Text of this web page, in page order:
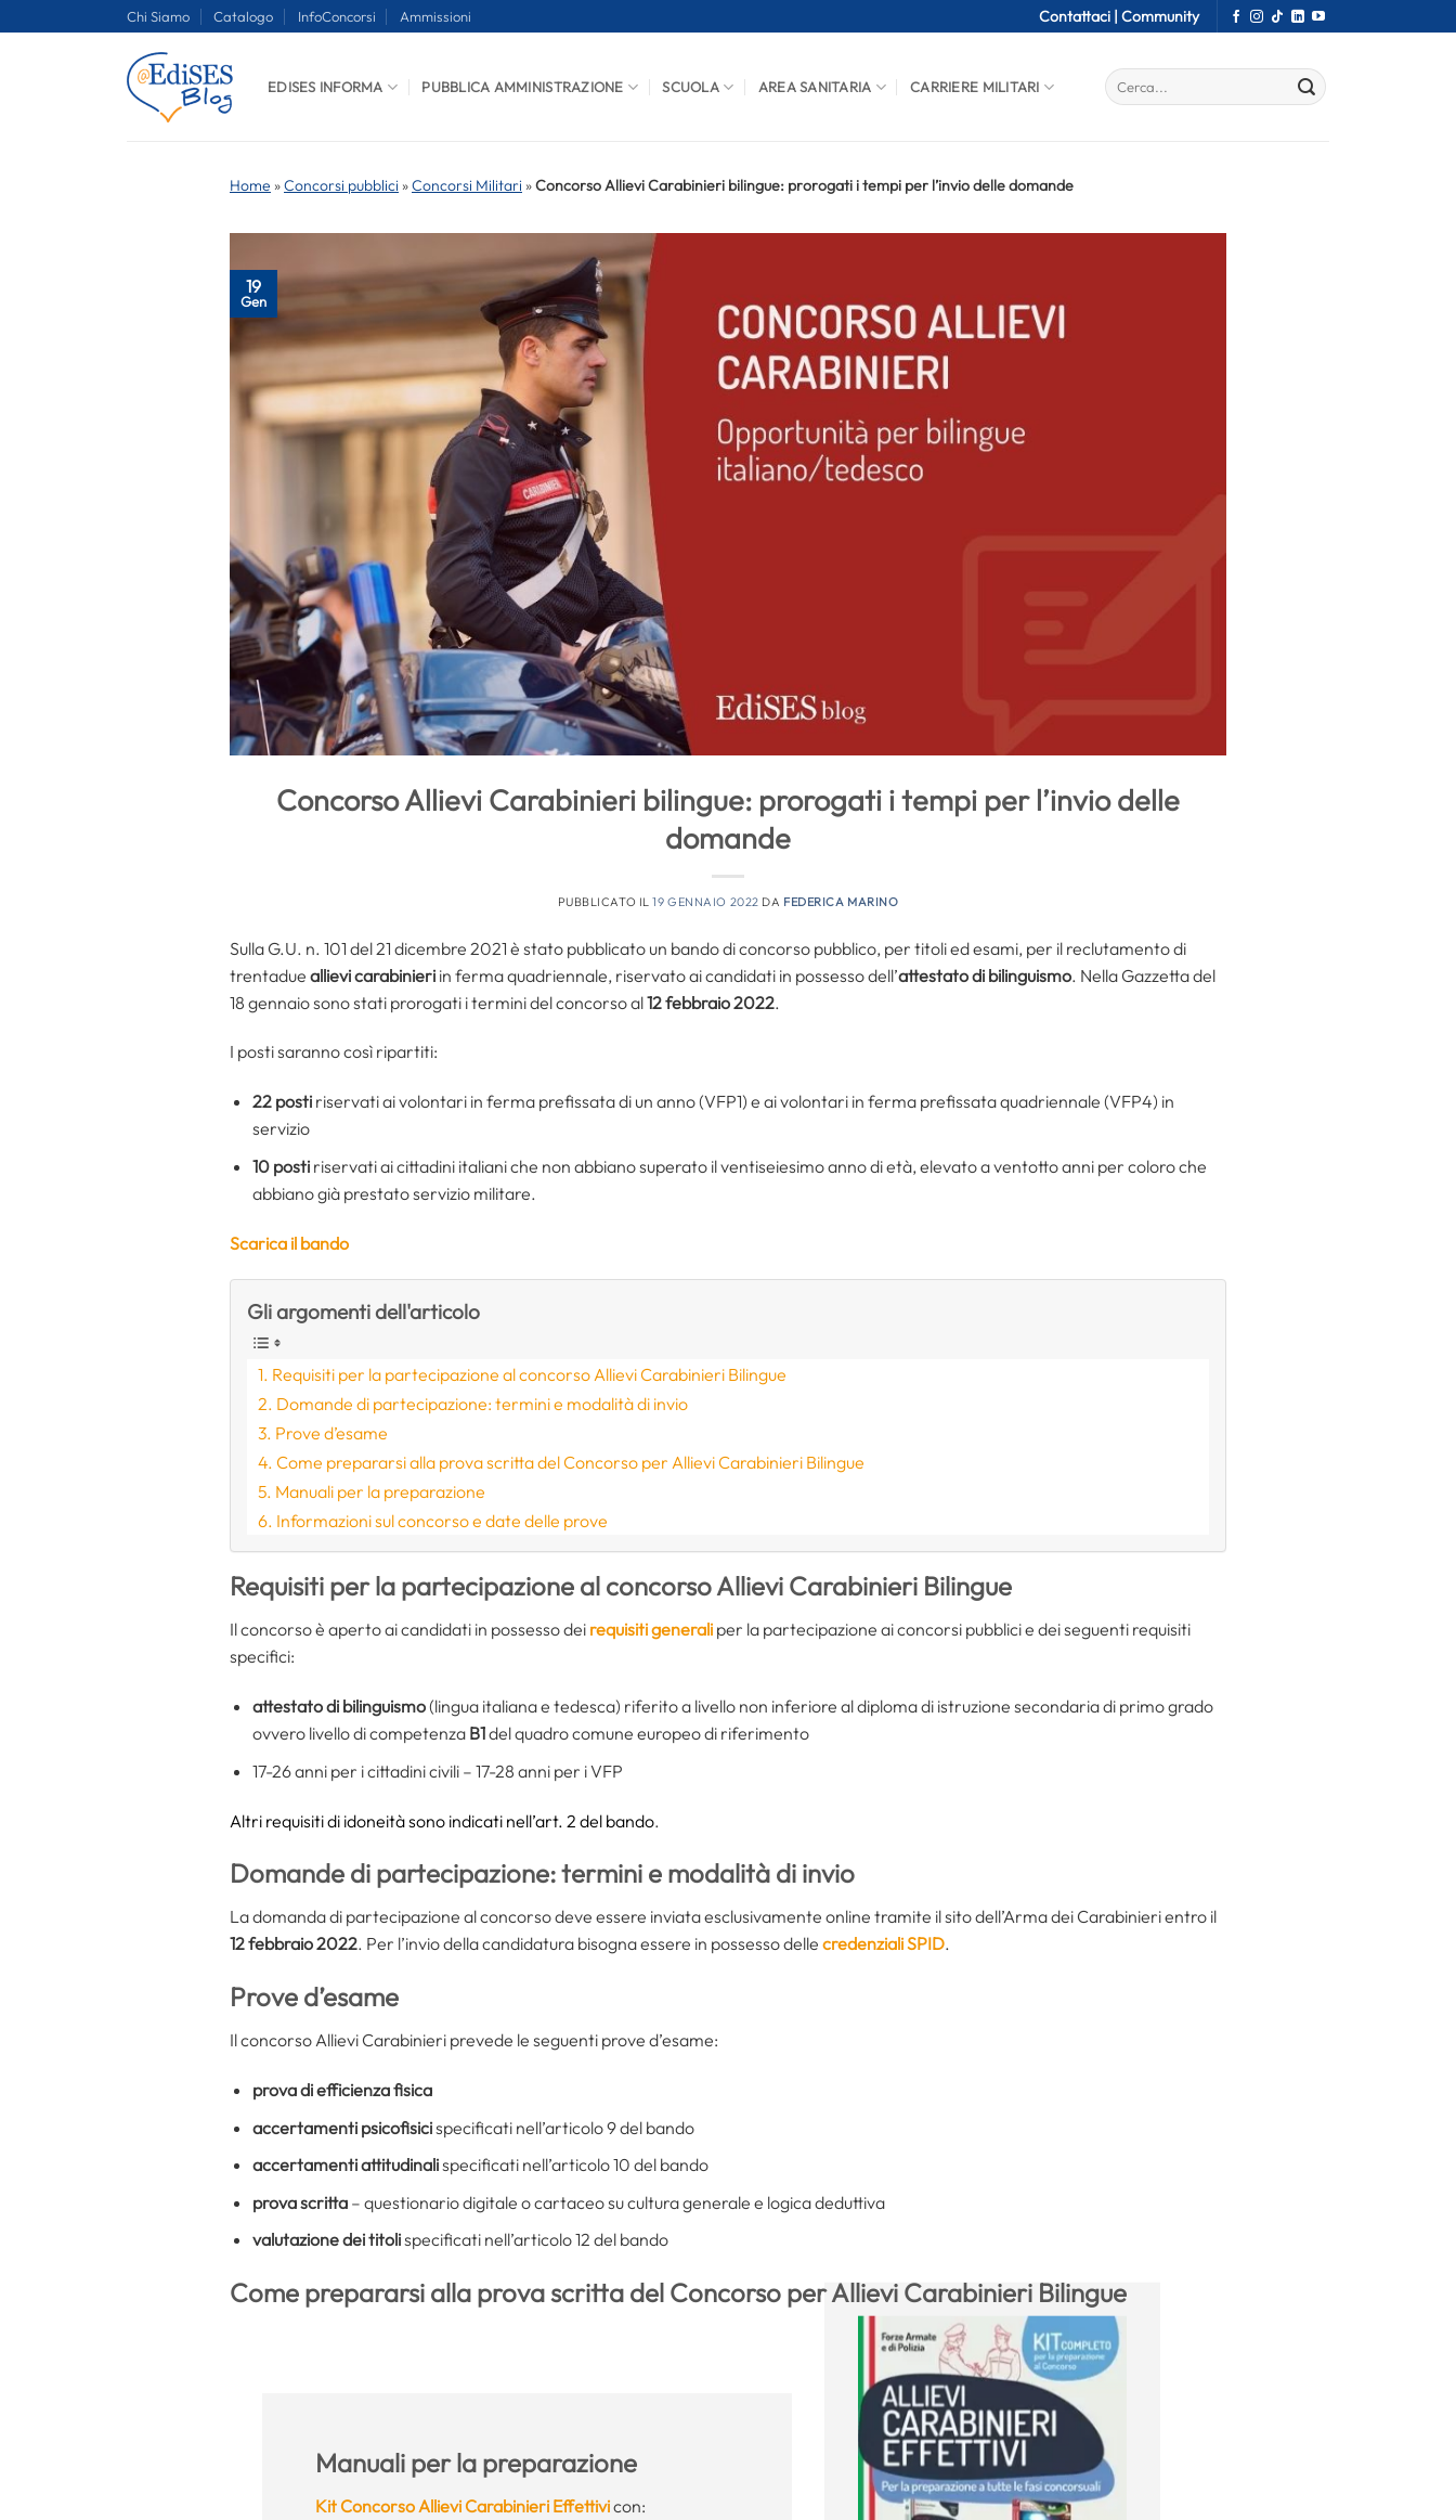
Chi Siamo Catalogo InfoConcorsi Ammissioni Contattaci | Community
EDISES INFORMA PUBBLICA AMMINISTRAZIONE SCUOLA AREA SANITARIA CARRIERE MILITARI
Home »Concorsi pubblici »Concorsi Militari »Concorso Allievi Carabinieri bilingue: prorogati i tempi per l’invio delle domande
19
Gen
Concorso Allievi Carabinieri bilingue: prorogati i tempi per l’invio delle
domande
PUBBLICATO IL19 GENNAIO 2022 DA FEDERICA MARINO
Sulla G.U. n. 101 del 21 dicembre 2021 è stato pubblicato un bando di concorso pubblico, per titoli ed esami, per il reclutamento di
trentadue allievi carabinieri in ferma quadriennale, riservato ai candidati in possesso dell’attestato di bilinguismo. Nella Gazzetta del
18 gennaio sono stati prorogati i termini del concorso al12 febbraio 2022.
I posti saranno così ripartiti:
22 posti riservati ai volontari in ferma prefissata di un anno (VFP1) e ai volontari in ferma prefissata quadriennale (VFP4) in
servizio
10 posti riservati ai cittadini italiani che non abbiano superato il ventiseiesimo anno di età, elevato a ventotto anni per coloro che
abbiano già prestato servizio militare.
Scarica il bando
Gli argomenti dell'articolo
Requisiti per la partecipazione al concorso Allievi Carabinieri Bilingue
Domande di partecipazione: termini e modalità di invio
Prove d’esame
Come prepararsi alla prova scritta del Concorso per Allievi Carabinieri Bilingue
Manuali per la preparazione
Informazioni sul concorso e date delle prove
Requisiti per la partecipazione al concorso Allievi Carabinieri Bilingue
Il concorso è aperto ai candidati in possesso dei requisiti generali per la partecipazione ai concorsi pubblici e dei seguenti requisiti
specifici:
attestato di bilinguismo(lingua italiana e tedesca) riferito a livello non inferiore al diploma di istruzione secondaria di primo grado
ovvero livello di competenza B1del quadro comune europeo di riferimento
17-26 anni per i cittadini civili – 17-28 anni per i VFP
Altri requisiti di idoneità sono indicati nell’art. 2 del bando.
Domande di partecipazione: termini e modalità di invio
La domanda di partecipazione al concorso deve essere inviata esclusivamente online tramite il sito dell’Arma dei Carabinieri entro il
12 febbraio 2022. Per l’invio della candidatura bisogna essere in possesso delle credenziali SPID.
Prove d’esame
Il concorso Allievi Carabinieri prevede le seguenti prove d’esame:
prova di efficienza fisica
accertamenti psicofisicispecificati nell’articolo 9 del bando
accertamenti attitudinalispecificati nell’articolo 10 del bando
prova scritta– questionario digitale o cartaceo su cultura generale e logica deduttiva
valutazione dei titolispecificati nell’articolo 12 del bando
Come prepararsi alla prova scritta del Concorso per Allievi Carabinieri Bilingue
Manuali per la preparazione
Kit Concorso Allievi Carabinieri Effettivicon: